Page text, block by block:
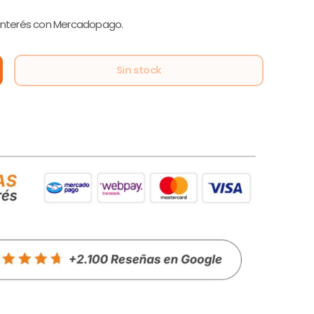
con Mercadopago.
Sin stock